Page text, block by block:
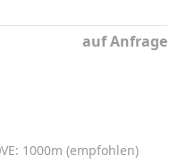
auf Anfrage
VE: 1000m (empfohlen)